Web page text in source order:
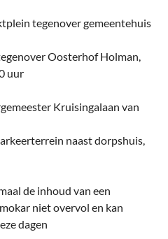
tegenover gemeentehuis
Oosterhof Holman,
uur
Kruisingalaan van
naast dorpshuis,
de inhoud van een
niet overvol en kan
dagen